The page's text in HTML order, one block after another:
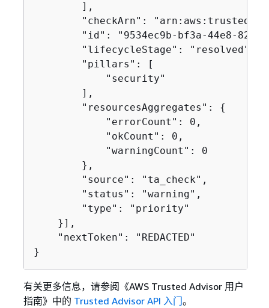
        ],
"checkArn":
"id": "9534ec9b-bf3a-44e8-
        "lifecycleStage": "resolved",
        "pillars": [
            "security"
        ],
        "resourcesAggregates":
{
            "errorCount": 0,
            "okCount": 0,
            "warningCount": 0
        },
        "source": "ta_check",
        "status": "warning",
        "type": "priority"
    }],
    "nextToken": "REDACTED"
}
有关更多信息，请参阅《AWS Trusted Advisor 用户
指南》 中的 Trusted Advisor API 入门。